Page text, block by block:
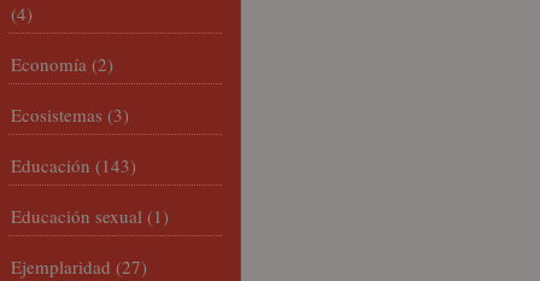
(4)
Economía (2)
Ecosistemas (3)
Educación (143)
Educación sexual (1)
Ejemplaridad (27)